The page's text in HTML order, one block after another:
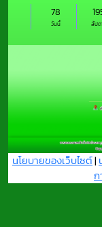
วันนี้
78
สัป
นโยบายของเว็บไซต์|